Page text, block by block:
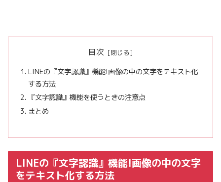
目次
LINEの『文字認識』機能!画像の中の文字をテキスト化
する方法
『文字認識』機能を使うときの注意点
まとめ
LINEの『文字認識』機能!画像の中の文字
をテキスト化する方法